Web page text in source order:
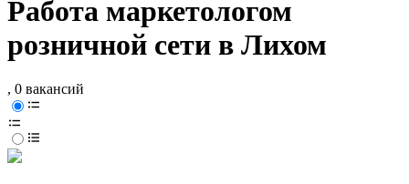
Работа маркетологом
розничной сети в Лихом
, 0 вакансий